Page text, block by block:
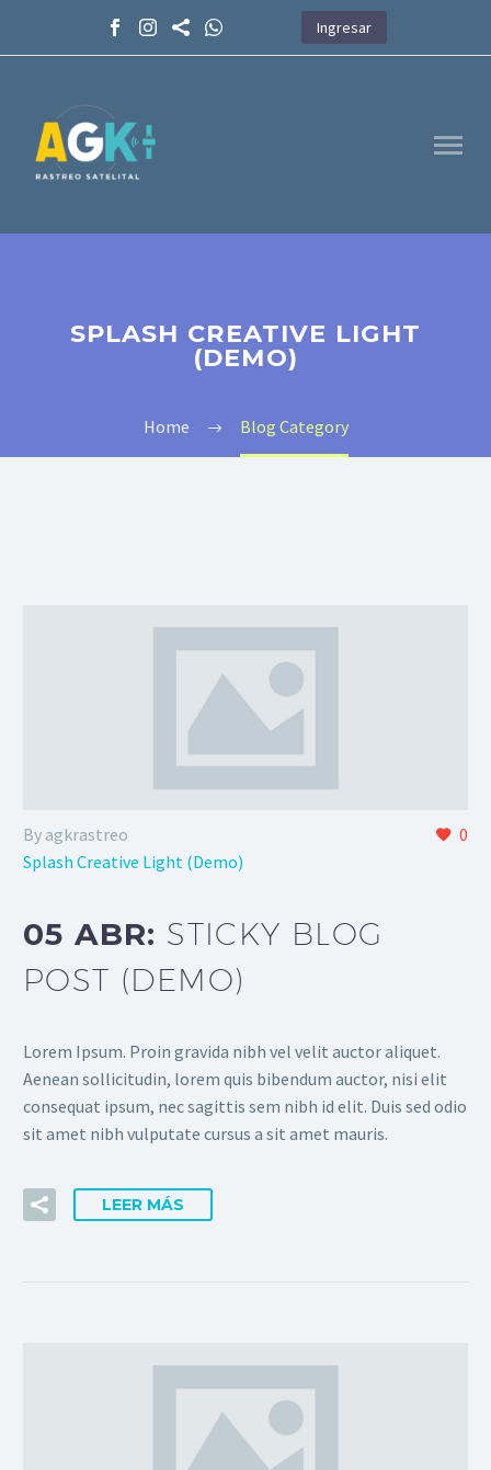
Ingresar
SPLASH CREATIVE LIGHT
(DEMO)
Home Blog Category
0
By agkrastreo
Splash Creative Light (Demo)
05 ABR: STICKY BLOG
POST (DEMO)
Lorem Ipsum. Proin gravida nibh vel velit auctor aliquet.
Aenean sollicitudin, lorem quis bibendum auctor, nisi elit
consequat ipsum, nec sagittis sem nibh id elit. Duis sed odio
sit amet nibh vulputate cursus a sit amet mauris.
LEER MÁS